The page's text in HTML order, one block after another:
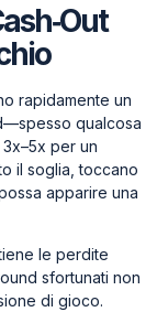
rapidamente un
qualcosa
per un
il soglia, toccano
apparire una
le perdite
sfortunati non
di gioco.